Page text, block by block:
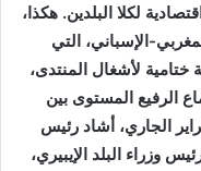
لكلا البلدين. هكذا،
الإسباني، التي
لأشغال المنتدى،
هامش الدورة الـ12 للاجتماع الرفيع المستوى بين
البلدين على مدى يومي 1 و2 فبراير الجاري، أشاد رئيس
وزراء البلد الإيبيري،